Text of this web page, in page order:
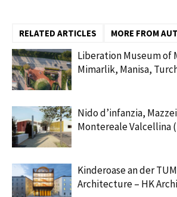
RELATED ARTICLES MORE FROM
Liberation Museum of
Mimarlik, Manisa,
Nido d’infanzia,
Montereale Valcellina
Kinderoase an der
Architecture – HK